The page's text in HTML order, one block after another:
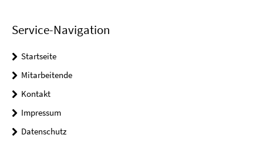
Service-Navigation
Startseite
Mitarbeitende
Kontakt
Impressum
Datenschutz